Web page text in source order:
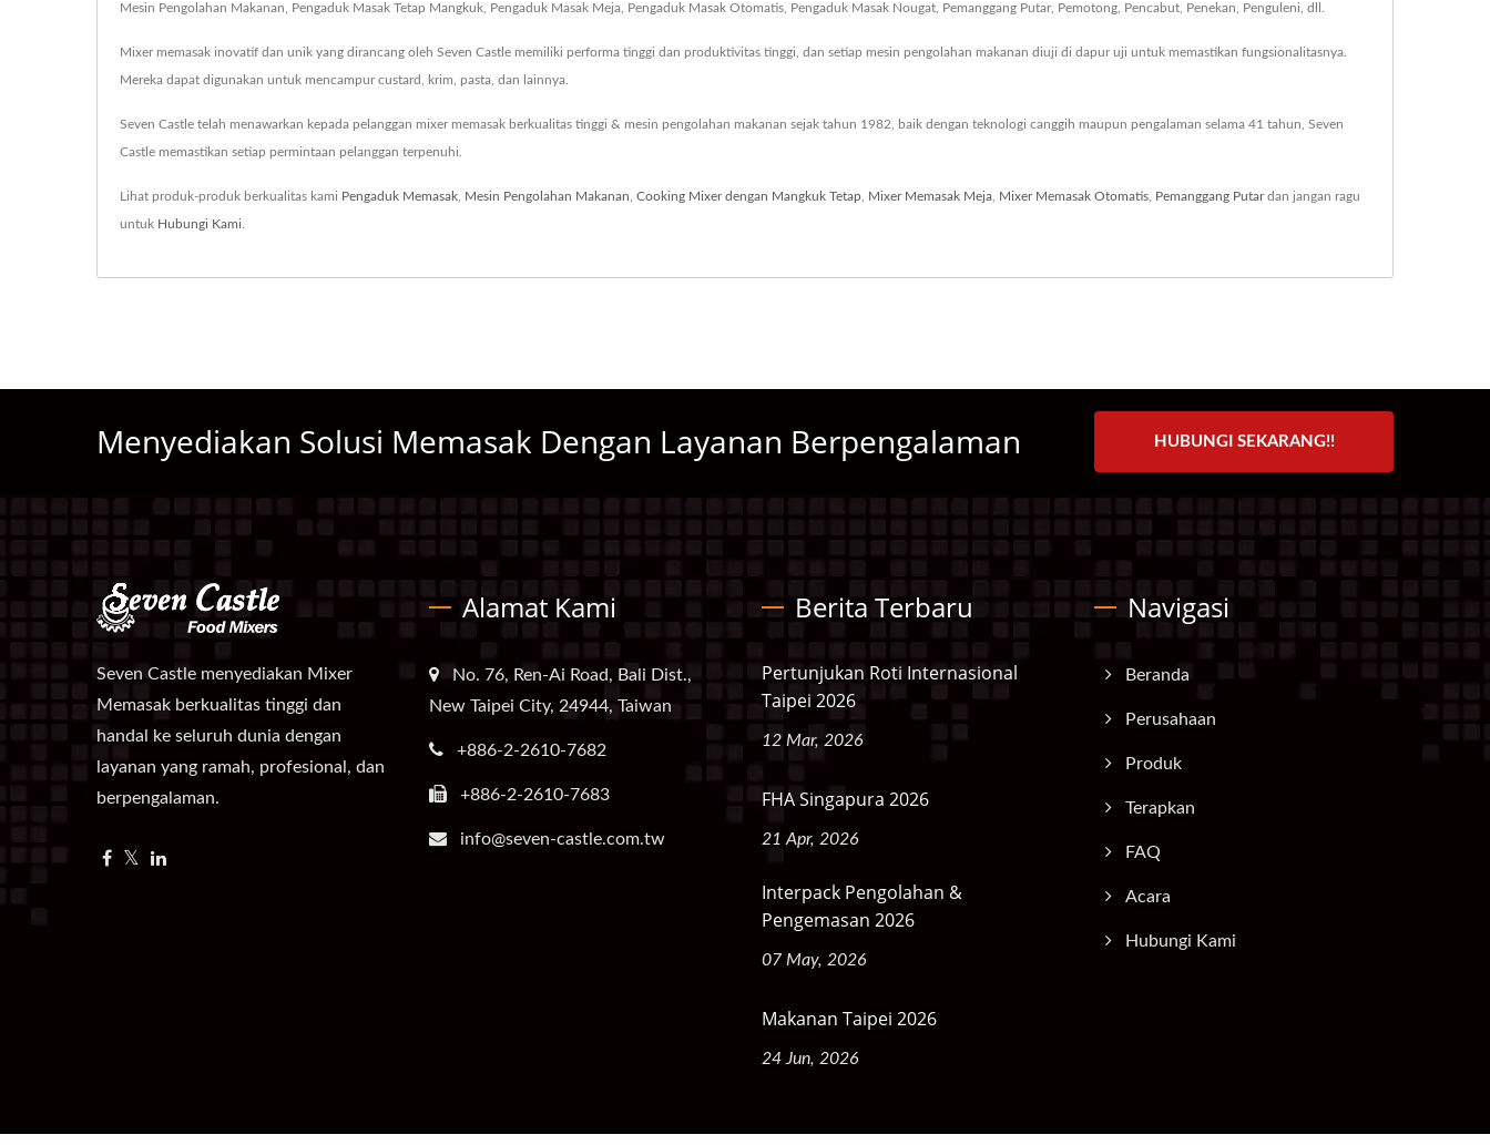
Mesin Pengolahan Makanan, Pengaduk Masak Tetap Mangkuk, Pengaduk Masak Meja, Pengaduk Masak Otomatis, Pengaduk Masak Nougat, Pemanggang Putar, Pemotong, Pencabut, Penekan, Penguleni, dll.
Mixer memasak inovatif dan unik yang dirancang oleh Seven Castle memiliki performa tinggi dan produktivitas tinggi, dan setiap mesin pengolahan makanan diuji di dapur uji untuk memastikan fungsionalitasnya.
Mereka dapat digunakan untuk mencampur custard, krim, pasta, dan lainnya.
Seven Castle telah menawarkan kepada pelanggan mixer memasak berkualitas tinggi & mesin pengolahan makanan sejak tahun 1982, baik dengan teknologi canggih maupun pengalaman selama 41 tahun, Seven
Castle memastikan setiap permintaan pelanggan terpenuhi.
Lihat produk-produk berkualitas kami Pengaduk Memasak Mesin Pengolahan Makanan Cooking Mixer dengan Mangkuk Tetap Mixer Memasak Meja Mixer Memasak Otomatis Pemanggang Putardan jangan ragu
untuk Hubungi Kami
Menyediakan Solusi Memasak Dengan Layanan Berpengalaman HUBUNGI SEKARANG!!
Seven Castle menyediakan Mixer
Memasak berkualitas tinggi dan
handal ke seluruh dunia dengan
layanan yang ramah, profesional, dan
berpengalaman.
Alamat Kami
No. 76, Ren-Ai Road, Bali Dist.,
New Taipei City, 24944, Taiwan
+886-2-2610-7682
+886-2-2610-7683
info@seven-castle.com.tw
Berita Terbaru
Pertunjukan Roti Internasional
Taipei 2026
12 Mar, 2026
FHA Singapura 2026
21 Apr, 2026
Interpack Pengolahan &
Pengemasan 2026
07 May, 2026
Makanan Taipei 2026
24 Jun, 2026
Navigasi
Beranda
Perusahaan
Produk
Terapkan
FAQ
Acara
Hubungi Kami